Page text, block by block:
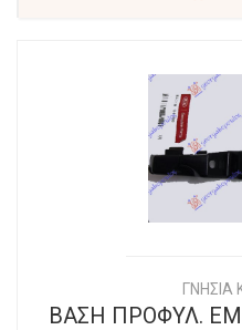
ΓΝΗΣΙΑ
ΒΑΣΗ ΠΡΟΦΥΛ.